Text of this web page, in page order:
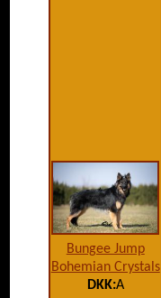
Bungee Jump
Bohemian Crystals
DKK:A